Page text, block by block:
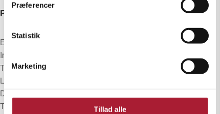
Præferencer
Statistik
Marketing
Tillad alle
PRODUKTER
Elgeneratorer
Invertere
Traktorgeneratorer
Lystårne
Dykpumper
Tilbud